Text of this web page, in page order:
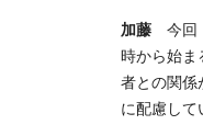
加藤 今回
時から始ま
者との関係
に配慮して